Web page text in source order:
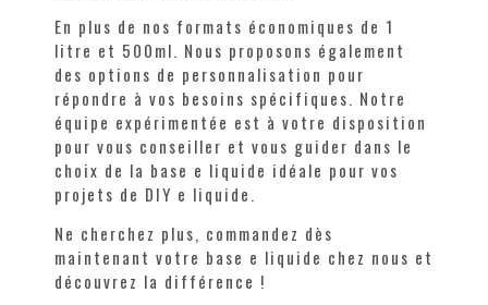
En plus de nos formats économiques de 1
litre et 500ml. Nous proposons également
des options de personnalisation pour
répondre à vos besoins spécifiques. Notre
équipe expérimentée est à votre disposition
pour vous conseiller et vous guider dans le
choix de la base e liquide idéale pour vos
projets de DIY e liquide.
Ne cherchez plus, commandez dès
maintenant votre base e liquide chez nous et
découvrez la différence !